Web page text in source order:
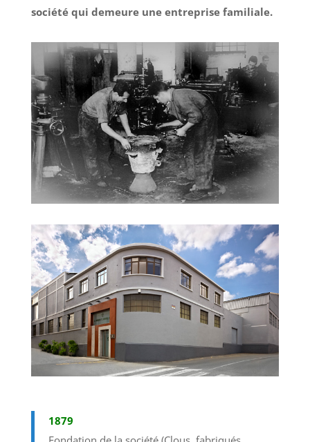
société qui demeure une entreprise familiale.
1879